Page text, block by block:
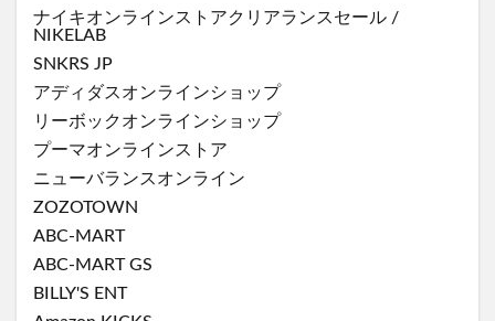
ナイキオンラインストアクリアランスセール /
NIKELAB
SNKRS JP
アディダスオンラインショップ
リーボックオンラインショップ
プーマオンラインストア
ニューバランスオンライン
ZOZOTOWN
ABC-MART
ABC-MART GS
BILLY'S ENT